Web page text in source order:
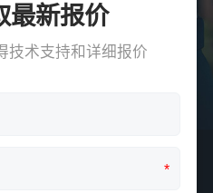
最新报价
技术支持和详细报价
*